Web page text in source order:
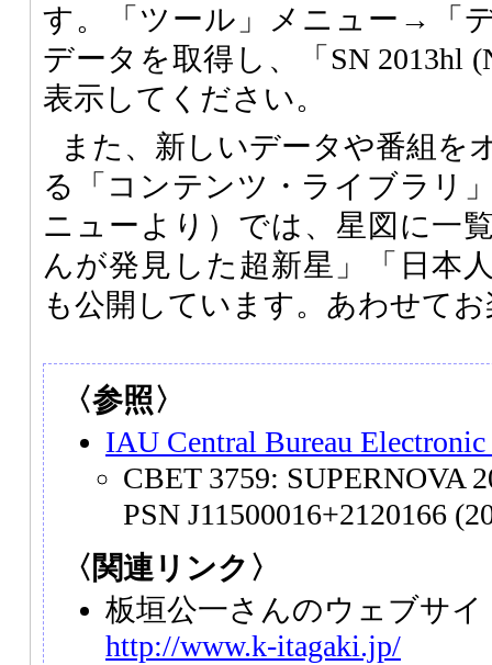
す。「ツール」メニュー→「
データを取得し、「SN 2013hl
表示してください。
また、新しいデータや番組を
る「コンテンツ・ライブラリ
ニューより）では、星図に一
んが発見した超新星」「日本
も公開しています。あわせて
〈参照〉
IAU Central Bureau Electronic
CBET 3759: SUPERNOVA
PSN J11500016+2120166
〈関連リンク〉
板垣公一さんのウェブサイ
http://www.k-itagaki.jp/